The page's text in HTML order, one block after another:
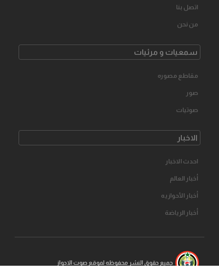
اتصل بنا
من نحن
سمعیات و مرئیات
مقاطع مصوره
صور
صوتیات
الاخبار
احدث الاخبار
أخبار العالم
أخبار الأحوازیه
أخبار الرياضة
جمیع حقوق النشر محفوظه لموقع صوت الاحواز